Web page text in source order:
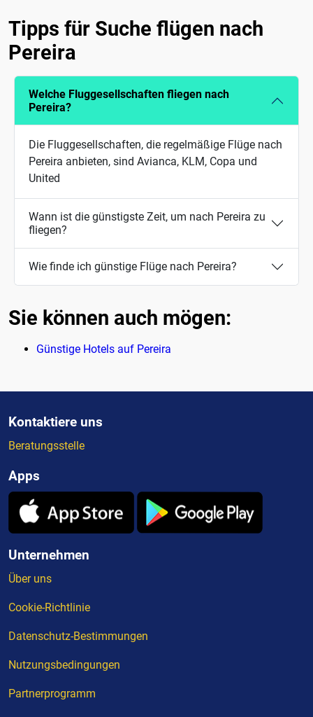
Tipps für Suche flügen nach
Pereira
Welche Fluggesellschaften fliegen nach
Pereira?
Die Fluggesellschaften, die regelmäßige Flüge nach
Pereira anbieten, sind Avianca, KLM, Copa und
United
Wann ist die günstigste Zeit, um nach Pereira zu
fliegen?
Wie finde ich günstige Flüge nach Pereira?
Sie können auch mögen:
Günstige Hotels auf Pereira
Kontaktiere uns
Beratungsstelle
Apps
Unternehmen
Über uns
Cookie-Richtlinie
Datenschutz-Bestimmungen
Nutzungsbedingungen
Partnerprogramm